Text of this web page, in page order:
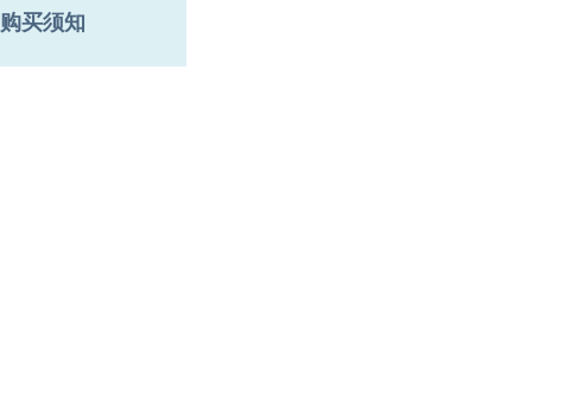
购买须知